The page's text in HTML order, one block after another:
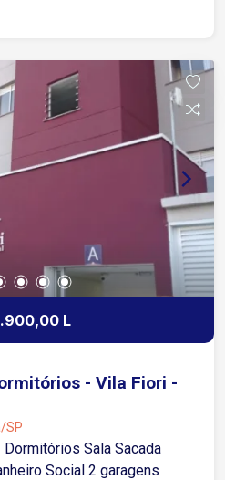
Cerca de 5
Fácil acesso
Próximo a
escolas, academias,
e diversos comércios e
nas proximidades
Espaço gourmet
L
- Vila Fiori -
SP
Social 2 garagens